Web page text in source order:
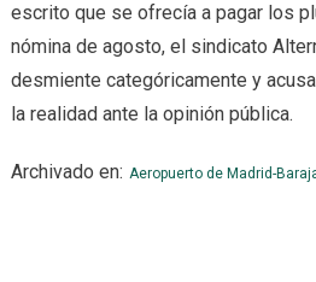
escrito que se ofrecía a pagar los
nómina de agosto, el sindicato
desmiente categóricamente y
la realidad ante la opinión pública.
Archivado en: Aeropuerto de Madrid-